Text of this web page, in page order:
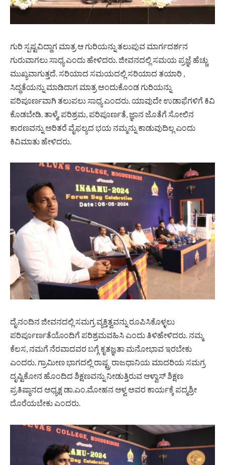
ಗುರಿ ಸ್ಪಷ್ಟವಿದ್ದಾಗ ಮಾತ್ರ ಆ ಗುರಿಯನ್ನು ತಲುಪುವ ಮಾರ್ಗದರ್ಶನ
ಗುರುವಾಗಲು ಸಾಧ್ಯ ಎಂದು ಹೇಳಿದರು. ಜೀವನದಲ್ಲಿ ಸಮಯ ಪ್ರಜ್ಞೆ ಹೆಚ್ಚು
ಮುಖ್ಯವಾಗುತ್ತದೆ. ಸರಿಯಾದ ಸಮಯದಲ್ಲಿ ಸರಿಯಾದ ತಯಾರಿ ,
ಸಿದ್ಧತೆಯನ್ನು ಮಾಡಿದಾಗ ಮಾತ್ರ ಅಂದುಕೊಂಡ ಗುರಿಯನ್ನು
ಪರಿಪೂರ್ಣವಾಗಿ ತಲುಪಲು ಸಾಧ್ಯ ಎಂದರು. ಯಾವುದೇ ಉಡಾಫೆಗಳಿಗೆ ಕಿವಿ
ಕೊಡಬೇಡಿ. ತಾಳ್ಮೆ, ಪರಿಶ್ರಮ, ಪರಿಪೂರ್ಣತೆ, ಜ್ಞಾನ ಜೊತೆಗೆ ಸೋಲಿನ
ಕಾರಣವನ್ನು ಅರಿತರೆ ವೈಫಲ್ಯದ ಭಯ ನಮ್ಮನ್ನು ಕಾಡುವುದಿಲ್ಲ ಎಂದು
ಕಿವಿಮಾತು ಹೇಳಿದರು.
ದೈನಂದಿನ ಜೀವನದಲ್ಲಿ ಸಮಗ್ರ ವ್ಯಕ್ತಿತ್ವವನ್ನು ರೂಪಿಸಿಕೊಳ್ಳಲು
ಪರಿರ್ಪೂರ್ಣತೆಯೊಂದಿಗೆ ಪರಿಶ್ರಮವಹಿಸಿ ಎಂದು ತಿಳಿಹೇಳಿದರು. ನಮ್ಮ
ಕೆಲಸ, ನಮಗೆ ನೆರವಾದವರ ಬಗ್ಗೆ ಕೃತಜ್ಞತಾ ಮನೋಭಾವ ಇರಬೇಕು
ಎಂದರು. ಗ್ರಾಮೀಣ ಭಾಗದಲ್ಲಿ ರಾಷ್ಟ್ರ ರಾಜಧಾನಿಯ ಮಾದರಿಯ ಸಮಗ್ರ
ದೃಷ್ಟಿಕೋನ ಹೊಂದಿದ ಶಿಕ್ಷಣವನ್ನು ನೀಡುತ್ತಿರುವ ಆಳ್ವಾಸ್ ಶಿಕ್ಷಣ
ಪ್ರತಿಷ್ಠಾನದ ಅಧ್ಯಕ್ಷ ಡಾ.ಎಂ.ಮೋಹನ ಆಳ್ವ ಅವರ ಕಾರ್ಯಕ್ಕೆ ಪದ್ಮಶ್ರೀ
ದೊರೆಯಬೇಕು ಎಂದರು.